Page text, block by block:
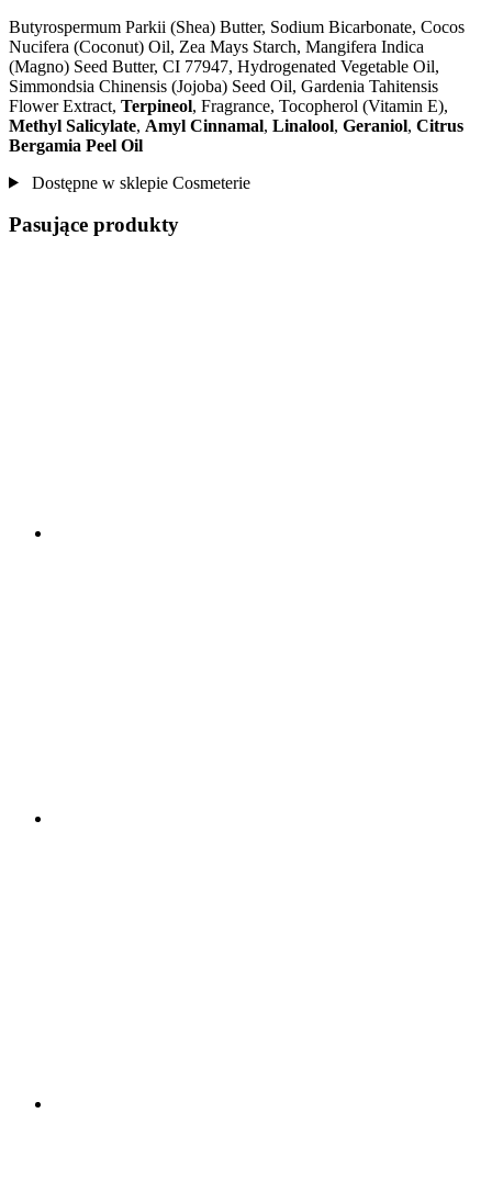
Butyrospermum Parkii (Shea) Butter, Sodium Bicarbonate, Cocos
Nucifera (Coconut) Oil, Zea Mays Starch, Mangifera Indica
(Magno) Seed Butter, CI 77947, Hydrogenated Vegetable Oil,
Simmondsia Chinensis (Jojoba) Seed Oil, Gardenia Tahitensis
Flower Extract, Terpineol, Fragrance, Tocopherol (Vitamin E),
Methyl Salicylate, Amyl Cinnamal, Linalool, Geraniol, Citrus
Bergamia Peel Oil
Dostępne w sklepie Cosmeterie
Pasujące produkty